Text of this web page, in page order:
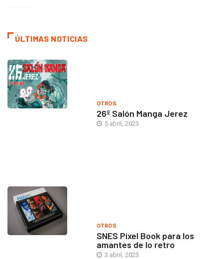
ÚLTIMAS NOTICIAS
OTROS
26º Salón Manga Jerez
5 abril, 2023
OTROS
SNES Pixel Book para los
amantes de lo retro
3 abril, 2023